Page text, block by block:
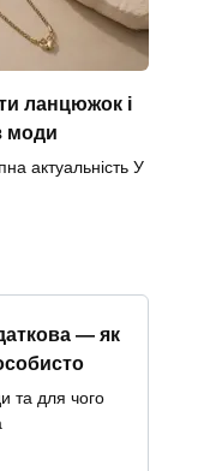
ланцюжок і
моди
актуальність У
— як
та для чого